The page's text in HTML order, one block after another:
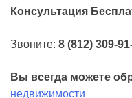
Консультация
Звоните: 8 (812) 309-
Вы всегда можете
недвижимости